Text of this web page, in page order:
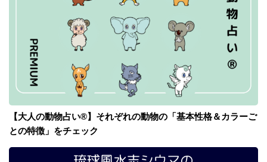
【大人の動物占い®】それぞれの動物の「基本性格＆カラーご
との特徴」をチェック